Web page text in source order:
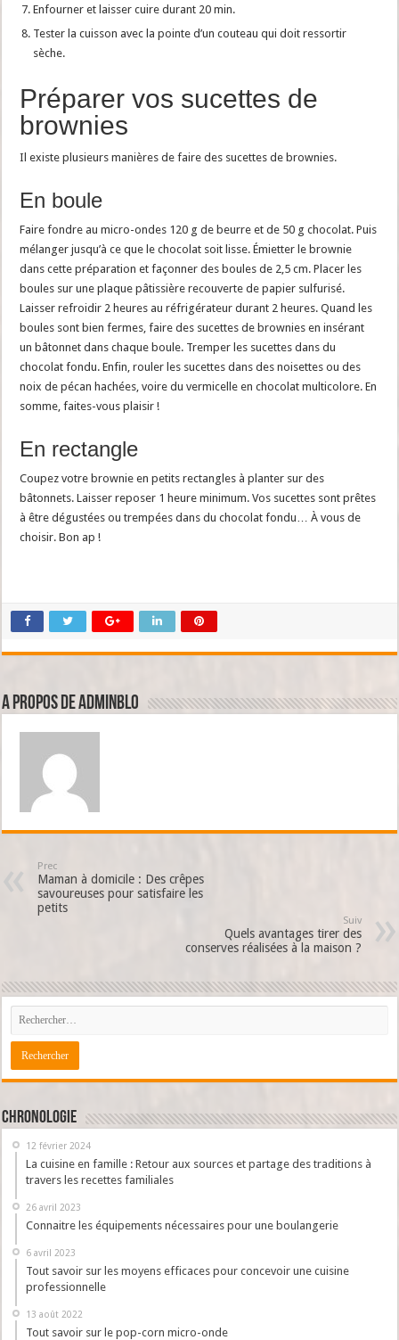
Enfourner et laisser cuire durant 20 min.
Tester la cuisson avec la pointe d’un couteau qui doit ressortir
sèche.
Préparer vos sucettes de
brownies
Il existe plusieurs manières de faire des sucettes de brownies.
En boule
Faire fondre au micro-ondes 120 g de beurre et de 50 g chocolat. Puis
mélanger jusqu’à ce que le chocolat soit lisse. Émietter le brownie
dans cette préparation et façonner des boules de 2,5 cm. Placer les
boules sur une plaque pâtissière recouverte de papier sulfurisé.
Laisser refroidir 2 heures au réfrigérateur durant 2 heures. Quand les
boules sont bien fermes, faire des sucettes de brownies en insérant
un bâtonnet dans chaque boule. Tremper les sucettes dans du
chocolat fondu. Enfin, rouler les sucettes dans des noisettes ou des
noix de pécan hachées, voire du vermicelle en chocolat multicolore. En
somme, faites-vous plaisir !
En rectangle
Coupez votre brownie en petits rectangles à planter sur des
bâtonnets. Laisser reposer 1 heure minimum. Vos sucettes sont prêtes
à être dégustées ou trempées dans du chocolat fondu… À vous de
choisir. Bon ap !
A propos de adminBlo
Prec
Maman à domicile : Des crêpes
savoureuses pour satisfaire les
petits
Suiv
Quels avantages tirer des
conserves réalisées à la maison ?
Chronologie
12 février 2024
La cuisine en famille : Retour aux sources et partage des traditions à
travers les recettes familiales
26 avril 2023
Connaitre les équipements nécessaires pour une boulangerie
6 avril 2023
Tout savoir sur les moyens efficaces pour concevoir une cuisine
professionnelle
13 août 2022
Tout savoir sur le pop-corn micro-onde